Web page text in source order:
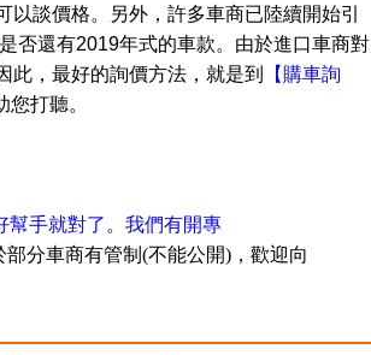
談價格。另外，許多車商已陸續開始引
否還有2019年式的車款。由於進口車商對
此，最好的詢價方法，就是到
【購車詢
打聽。
幫手就對了。我們有開專
分車商有管制(不能公開)，歡迎向